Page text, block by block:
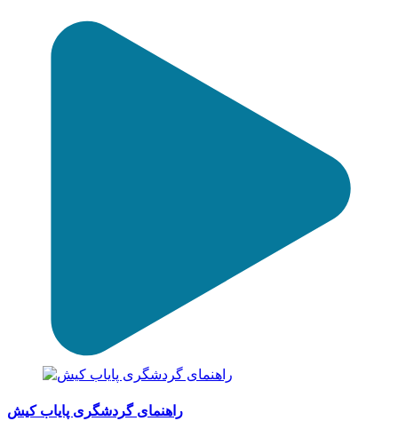
راهنمای گردشگری پایاب کیش